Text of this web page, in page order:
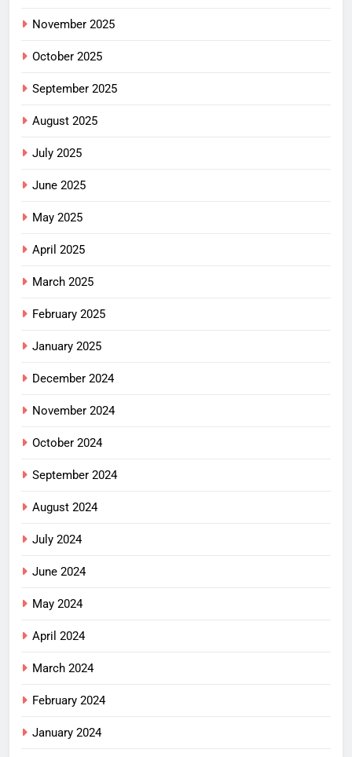
November 2025
October 2025
September 2025
August 2025
July 2025
June 2025
May 2025
April 2025
March 2025
February 2025
January 2025
December 2024
November 2024
October 2024
September 2024
August 2024
July 2024
June 2024
May 2024
April 2024
March 2024
February 2024
January 2024